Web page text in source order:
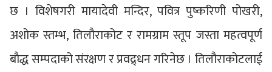
छ । विशेषगरी मायादेवी मन्दिर, पवित्र पुष्करिणी पोखरी,
अशोक स्तम्भ, तिलौराकोट र रामग्राम स्तूप जस्ता महत्वपूर्ण
बौद्ध सम्पदाको संरक्षण र प्रवद्र्धन गरिनेछ । तिलौराकोटलाई